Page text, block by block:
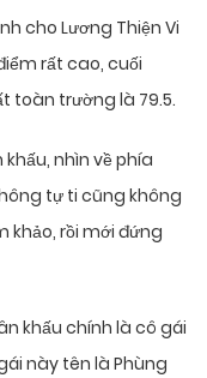
cho Lương Thiện Vi
rất cao, cuối
toàn trường là 79.5.
nhìn về phía
tự ti cũng không
khảo, rồi mới đứng
khấu chính là cô gái
này tên là Phùng